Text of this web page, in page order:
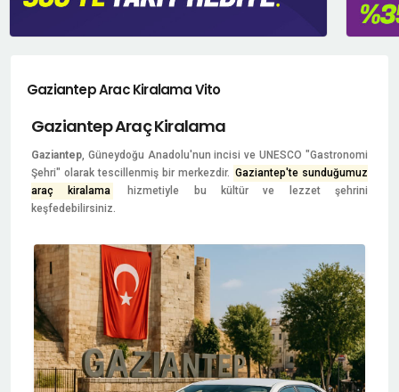
Gaziantep Arac Kiralama Vito
Gaziantep Araç Kiralama
Gaziantep, Güneydoğu Anadolu'nun incisi ve UNESCO "Gastronomi
Şehri" olarak tescillenmiş bir merkezdir. Gaziantep'te sunduğumuz
araç kiralama
hizmetiyle bu kültür ve lezzet şehrini
keşfedebilirsiniz.